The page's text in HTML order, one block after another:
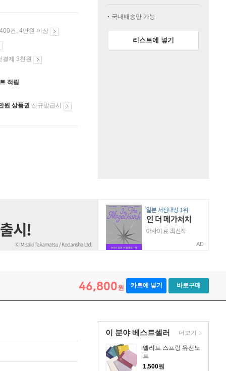
건, 4만원 이상
결제 3천원
적립
원 상품권 신규발급시
국내배송만 가능
리스트에 넣기
AD
46,800원 카트에 넣기 바로구매
이 분야 베스트셀러
엘리트 스프링 유선노
트
1,500원
더보기